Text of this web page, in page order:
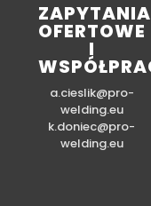
ZAPYTANIA
OFERTOWE
I
a.cieslik@pro-
welding.eu
k.doniec@pro-
welding.eu